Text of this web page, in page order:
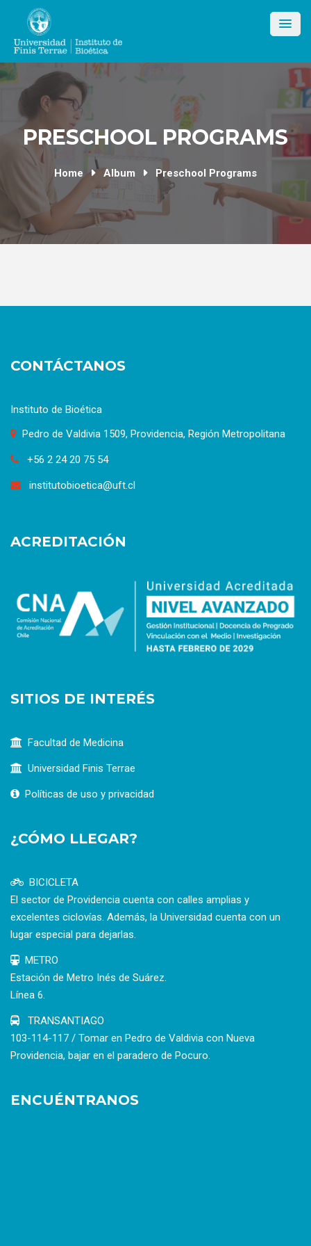
content
PRESCHOOL PROGRAMS
Home Album Preschool Programs
CONTÁCTANOS
Instituto de Bioética
Pedro de Valdivia 1509, Providencia, Región Metropolitana
+56 2 24 20 75 54
institutobioetica@uft.cl
ACREDITACIÓN
SITIOS DE INTERÉS
Facultad de Medicina
Universidad Finis Terrae
Políticas de uso y privacidad
¿CÓMO LLEGAR?
BICICLETA
El sector de Providencia cuenta con calles amplias y
excelentes ciclovías. Además, la Universidad cuenta con un
lugar especial para dejarlas.
METRO
Estación de Metro Inés de Suárez.
Línea 6.
TRANSANTIAGO
103-114-117 / Tomar en Pedro de Valdivia con Nueva
Providencia, bajar en el paradero de Pocuro.
ENCUÉNTRANOS